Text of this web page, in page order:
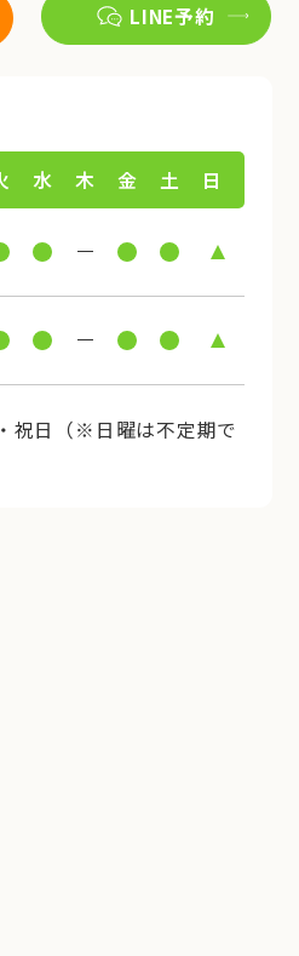
LINE予約
水 木 金 土 日
祝日（※日曜は不定期で